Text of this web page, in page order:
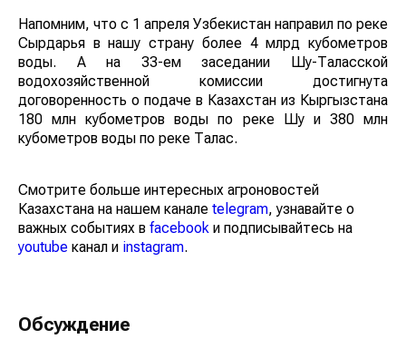
Напомним, что с 1 апреля Узбекистан направил по реке
Сырдарья в нашу страну более 4 млрд кубометров
воды. А на 33-ем заседании Шу-Таласской
водохозяйственной комиссии достигнута
договоренность о подаче в Казахстан из Кыргызстана
180 млн кубометров воды по реке Шу и 380 млн
кубометров воды по реке Талас.
Смотрите больше интересных агроновостей
Казахстана на нашем канале telegram, узнавайте о
важных событиях в facebook и подписывайтесь на
youtube канал и instagram.
Обсуждение